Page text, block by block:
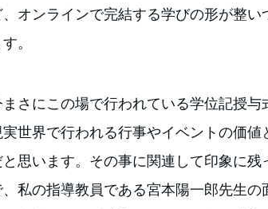
オンラインで完結する学びの形が整い
。
まさにこの場で行われている学位記授与
世界で行われる行事やイベントの価値
思います。その事に関連して印象に残
私の指導教員である宮本陽一郎先生の